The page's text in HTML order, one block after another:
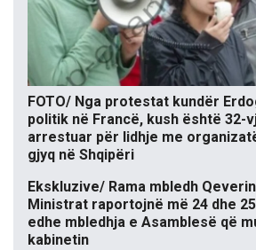
FOTO/ Nga protestat kundër
politik në Francë, kush është 32-
arrestuar për lidhje me
gjyq në Shqipëri
Ekskluzive/ Rama mbledh
Ministrat raportojnë më 24 dhe
edhe mbledhja e Asamblesë që
kabinetin